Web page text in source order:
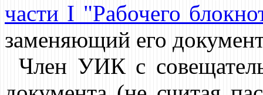
части I "Рабочего
заменяющий его
Член УИК с